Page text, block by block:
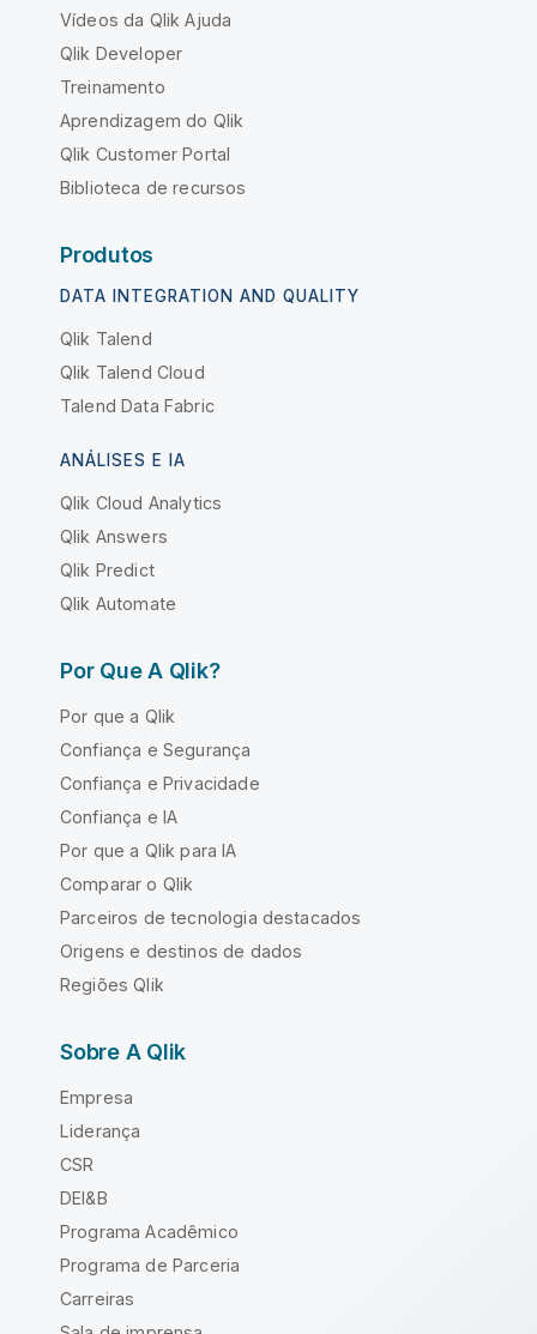
Vídeos da Qlik Ajuda
Qlik Developer
Treinamento
Aprendizagem do Qlik
Qlik Customer Portal
Biblioteca de recursos
Produtos
DATA INTEGRATION AND QUALITY
Qlik Talend
Qlik Talend Cloud
Talend Data Fabric
ANÁLISES E IA
Qlik Cloud Analytics
Qlik Answers
Qlik Predict
Qlik Automate
Por Que A Qlik?
Por que a Qlik
Confiança e Segurança
Confiança e Privacidade
Confiança e IA
Por que a Qlik para IA
Comparar o Qlik
Parceiros de tecnologia destacados
Origens e destinos de dados
Regiões Qlik
Sobre A Qlik
Empresa
Liderança
CSR
DEI&B
Programa Acadêmico
Programa de Parceria
Carreiras